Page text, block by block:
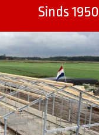
Sinds